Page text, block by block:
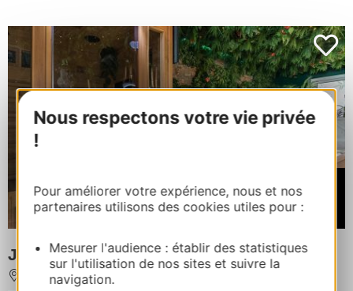
Nous respectons votre vie privée
!
Pour améliorer votre expérience, nous et nos
partenaires utilisons des cookies utiles pour :
Mesurer l'audience : établir des statistiques
sur l'utilisation de nos sites et suivre la
navigation.
1750€
/ Semaine
JUNGLE LOVE ROOM
TOULOUSE